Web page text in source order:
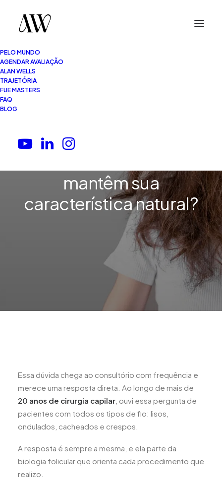
PELO MUNDO
AGENDAR AVALIAÇÃO
ALAN WELLS
TRAJETÓRIA
FUE MASTERS
FAQ
BLOG
altera a textura do
mantêm sua
característica natural?
Essa dúvida chega ao consultório com frequência e
merece uma resposta direta. Ao longo de mais de
20 anos de cirurgia capilar , ouvi essa pergunta de
pacientes com todos os tipos de fio: lisos,
ondulados, cacheados e crespos.
A resposta é sempre a mesma, e ela parte da
biologia folicular que orienta cada procedimento que
realizo.